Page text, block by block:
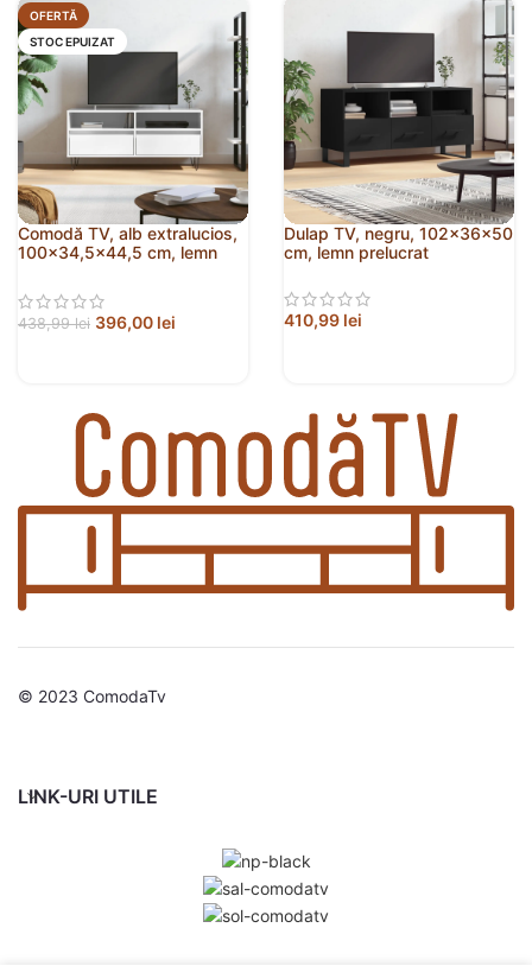
OFERTĂ
STOC EPUIZAT
Comodă TV, alb extralucios,
100×34,5×44,5 cm, lemn
438,99lei 396,00 lei
Dulap TV, negru, 102x36x50
cm, lemn prelucrat
410,99 lei
© 2023 ComodaTv
LINK-URI UTILE